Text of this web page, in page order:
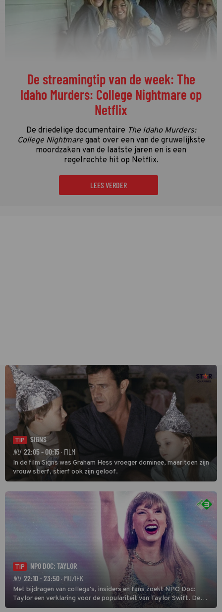
De streamingtip van de week: The
Idaho Murders: College Nightmare op
Netflix
De driedelige documentaire The Idaho Murders:
College Nightmaregaat over een van de gruwelijkste
moordzaken van de laatste jaren en is een
regelrechte hit op Netflix.
LEES VERDER
TIP
SIGNS
NU 22:05 - 00:15 · FILM
In de film Signs was Graham Hess vroeger dominee, maar toen zijn
vrouw stierf, stierf ook zijn geloof.
TIP
NPO DOC: TAYLOR
NU 22:10 - 23:50 · MUZIEK
Met bijdragen van collega's, insiders en fans zoekt NPO Doc:
Taylor een verklaring voor de populariteit van Taylor Swift. De
singer-songwriter is een van de succesvolste sterren van onze tijd